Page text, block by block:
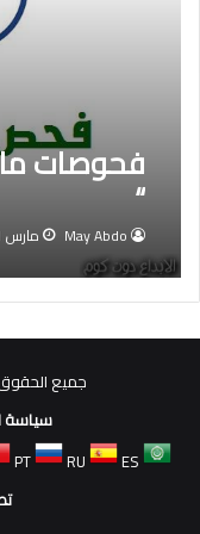
فحوصات ما
“
May Abdo مارس 21, 2021
جميع
سياسة
PT RU
ES